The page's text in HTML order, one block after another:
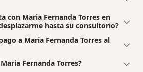
con Maria Fernanda Torres en
hasta su consultorio?
a Maria Fernanda Torres al
Fernanda Torres?